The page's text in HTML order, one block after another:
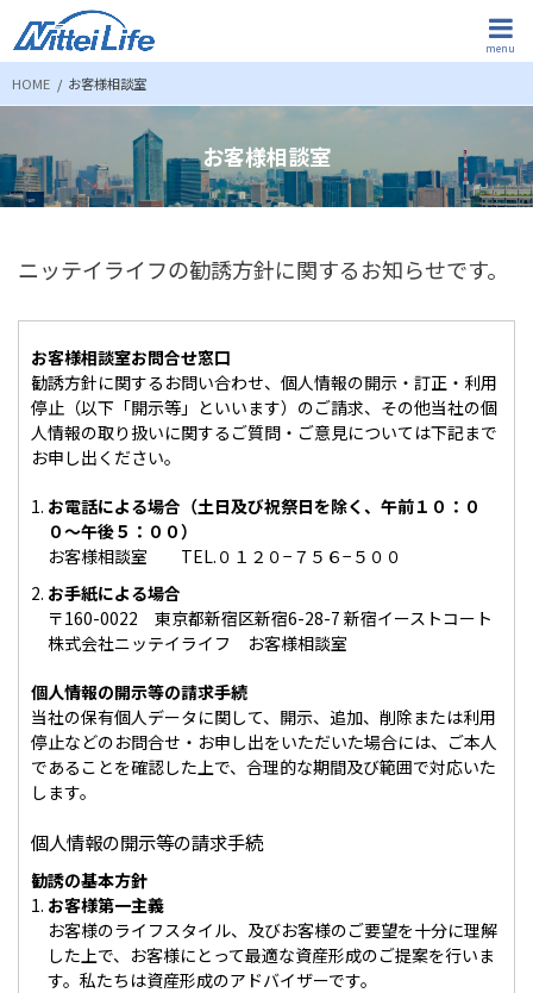
menu
HOME お客様相談室
お客様相談室
ニッテイライフの勧誘方針に関するお知らせです。
お客様相談室お問合せ窓口
勧誘方針に関するお問い合わせ、個人情報の開示・訂正・利用
停止（以下「開示等」といいます）のご請求、その他当社の個
人情報の取り扱いに関するご質問・ご意見については下記まで
お申し出ください。
お電話による場合（土日及び祝祭日を除く、午前１０：０
０〜午後５：００）
お客様相談室 TEL.０１２０−７５６−５００
お手紙による場合
〒160-0022 東京都新宿区新宿6-28-7 新宿イーストコート
株式会社ニッテイライフ お客様相談室
個人情報の開示等の請求手続
当社の保有個人データに関して、開示、追加、削除または利用
停止などのお問合せ・お申し出をいただいた場合には、ご本人
であることを確認した上で、合理的な期間及び範囲で対応いた
します。
個人情報の開示等の請求手続
勧誘の基本方針
お客様第一主義
お客様のライフスタイル、及びお客様のご要望を十分に理解
した上で、お客様にとって最適な資産形成のご提案を行いま
す。私たちは資産形成のアドバイザーです。